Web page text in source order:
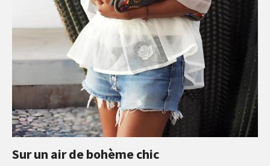
Sur un air de bohème chic